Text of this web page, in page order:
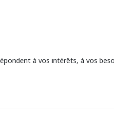
à vos intérêts, à vos